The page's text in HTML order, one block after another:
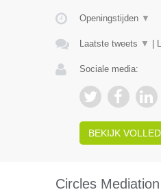
Openingstijden ▼
Laatste tweets ▼
Sociale media:
BEKIJK
Circles Mediation